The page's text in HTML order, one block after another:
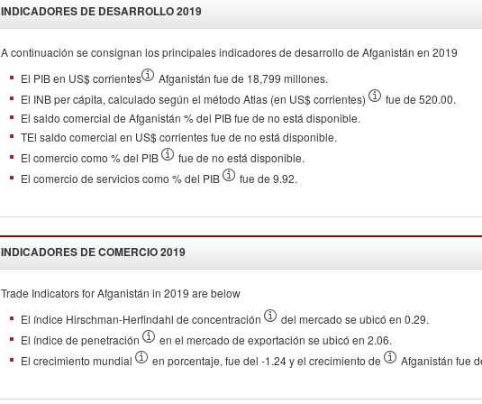
INDICADORES DE DESARROLLO2019
A continuación se consignan los principales indicadores de desarrollo de Afganistán en 2019
El PIB en US$ corrientes
Afganistán fue de 18,799 millones.
El INB per cápita, calculado según el método Atlas (en US$ corrientes)
fue de 520.00.
El saldo comercial de Afganistán % del PIB fue de no está disponible.
TEl saldo comercial en US$ corrientes fue de no está disponible.
El comercio como % del PIB
fue de no está disponible.
El comercio de servicios como % del PIB
fue de 9.92.
INDICADORES DE COMERCIO2019
Trade Indicators forAfganistán in 2019 are below
El índice Hirschman-Herfindahl de concentración
del mercado se ubicó en 0.29.
El índice de penetración
en el mercado de exportación se ubicó en 2.06.
El crecimiento mundial
en porcentaje, fue del -1.24 y el crecimiento de Afganistán fue